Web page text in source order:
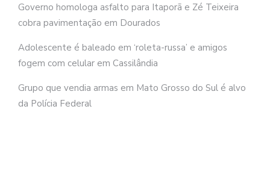
Governo homologa asfalto para Itaporã e Zé Teixeira
cobra pavimentação em Dourados
Adolescente é baleado em ‘roleta-russa’ e amigos
fogem com celular em Cassilândia
Grupo que vendia armas em Mato Grosso do Sul é alvo
da Polícia Federal